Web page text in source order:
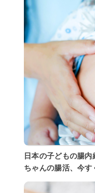
日本の子どもの腸
ちゃんの腸活、今す